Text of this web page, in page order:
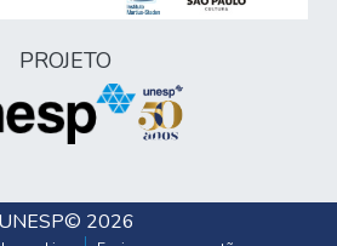
PROJETO
UNESP© 2026